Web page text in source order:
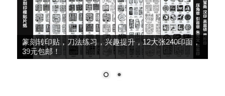
篆刻转印贴，刀法练习，兴趣提升，12大张240印面，
39元包邮！